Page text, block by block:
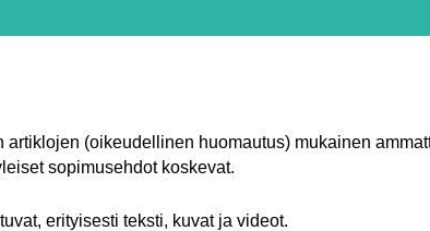
(oikeudellinen huomautus) mukainen
sopimusehdot koskevat.
erityisesti teksti, kuvat ja videot.